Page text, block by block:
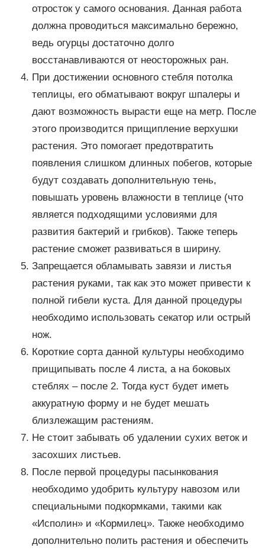
отросток у самого основания. Данная работа
должна проводиться максимально бережно,
ведь огурцы достаточно долго
восстанавливаются от неосторожных ран.
При достижении основного стебля потолка
теплицы, его обматывают вокруг шпалеры и
дают возможность вырасти еще на метр. После
этого производится прищипление верхушки
растения. Это помогает предотвратить
появления слишком длинных побегов, которые
будут создавать дополнительную тень,
повышать уровень влажности в теплице (что
является подходящими условиями для
развития бактерий и грибков). Также теперь
растение сможет развиваться в ширину.
Запрещается обламывать завязи и листья
растения руками, так как это может привести к
полной гибели куста. Для данной процедуры
необходимо использовать секатор или острый
нож.
Короткие сорта данной культуры необходимо
прищипывать после 4 листа, а на боковых
стеблях – после 2. Тогда куст будет иметь
аккуратную форму и не будет мешать
близлежащим растениям.
Не стоит забывать об удалении сухих веток и
засохших листьев.
После первой процедуры пасынкования
необходимо удобрить культуру навозом или
специальными подкормками, такими как
«Исполин» и «Кормилец». Также необходимо
дополнительно полить растения и обеспечить